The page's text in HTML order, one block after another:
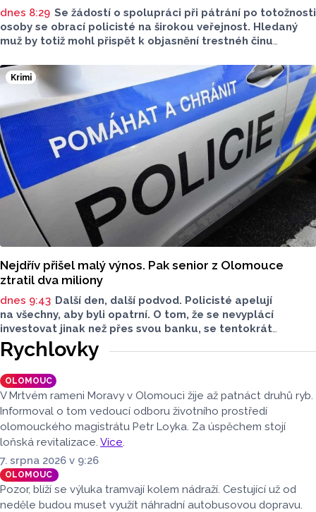
dnes 8:29 Se žádostí o spolupráci při pátrání po totožnosti
osoby se obrací policisté na širokou veřejnost. Hledaný
muž by totiž mohl přispět k objasnění trestnéh činu
Krimi
Nejdřív přišel malý výnos. Pak senior z Olomouce
ztratil dva miliony
dnes 9:43 Další den, další podvod. Policisté apelují
na všechny, aby byli opatrní. O tom, že se nevyplácí
investovat jinak než přes svou banku, se tentokrát
přesvědčil senior z Olomouce. Stálo ho to však zhruba dva
miliony. Policisté radí, abyste si nabídky investic pečlivě
zkontrolovali.
Rychlovky
OLOMOUC
V Mrtvém rameni Moravy v Olomouci žije až patnáct druhů ryb.
Informoval o tom vedoucí odboru životního prostředí
olomouckého magistrátu Petr Loyka. Za úspěchem stojí
loňská revitalizace. Více.
7. srpna 2026 v 9:26
OLOMOUC
Pozor, blíží se výluka tramvají kolem nádraží. Cestující už od
neděle budou muset využít náhradní autobusovou dopravu.